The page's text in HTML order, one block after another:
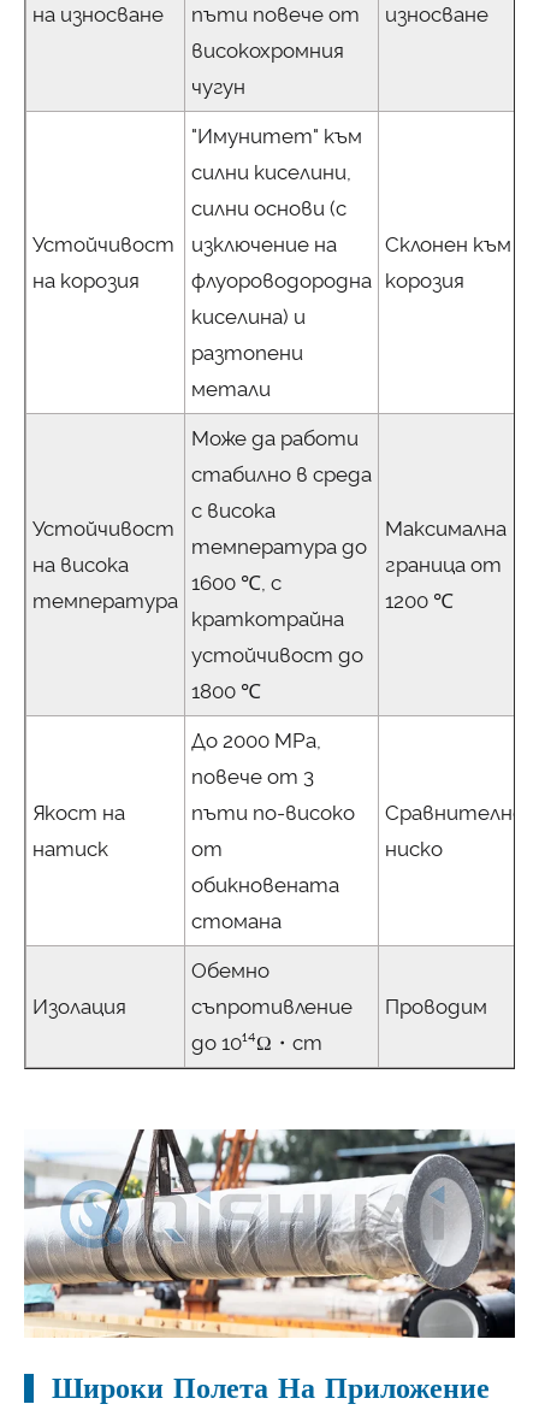
на износване
пъти повече от
високохромния
чугун
износване
Устойчивост
на корозия
"Имунитет" към
силни киселини,
силни основи (с
изключение на
флуороводородна
киселина) и
разтопени
метали
Склонен към
корозия
Устойчивост
на висока
температура
Може да работи
стабилно в среда
с висока
температура до
1600 ℃, с
краткотрайна
устойчивост до
1800 ℃
Максимална
граница от
1200 ℃
Якост на
натиск
До 2000 MPa,
повече от 3
пъти по-високо
от
обикновената
стомана
Сравнително
ниско
Изолация
Обемно
съпротивление
до 10¹⁴Ω・cm
Проводим
Широки Полета На Приложение